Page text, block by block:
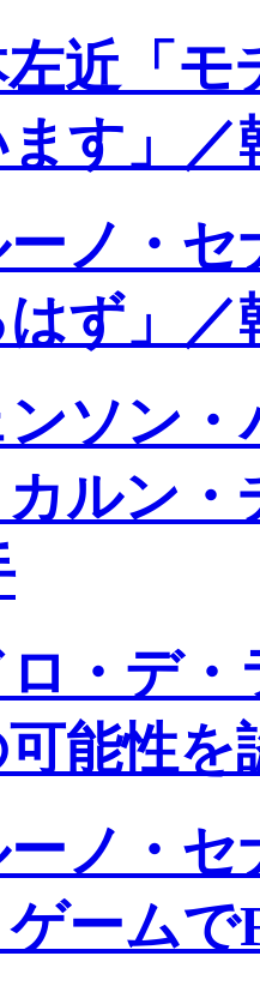
近「モ
す」／
ノ・
ず」／
ンソン
カルン
・デ・
可能性を
ーノ・
ームで